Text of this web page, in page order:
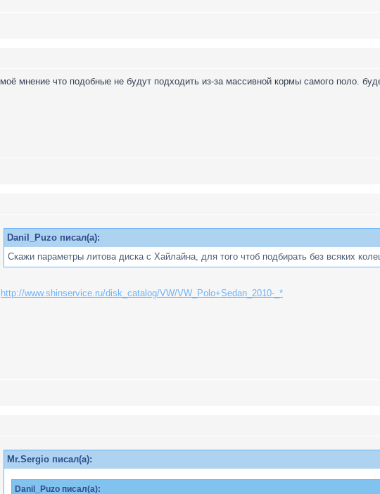
моё мнение что подобные не будут подходить из-за массивной кормы самого поло.
Danil_Puzo писал(а):
Скажи параметры литова диска с Хайлайна, для того чтоб подбирать без всяких
http://www.shinservice.ru/disk_catalog/VW/VW_Polo+Sedan_2010-_*
Mr.Sergio писал(а):
Danil_Puzo писал(а):